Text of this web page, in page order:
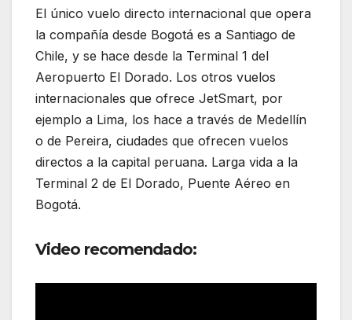
El único vuelo directo internacional que opera
la compañía desde Bogotá es a Santiago de
Chile, y se hace desde la Terminal 1 del
Aeropuerto El Dorado. Los otros vuelos
internacionales que ofrece JetSmart, por
ejemplo a Lima, los hace a través de Medellín
o de Pereira, ciudades que ofrecen vuelos
directos a la capital peruana. Larga vida a la
Terminal 2 de El Dorado, Puente Aéreo en
Bogotá.
Video recomendado: